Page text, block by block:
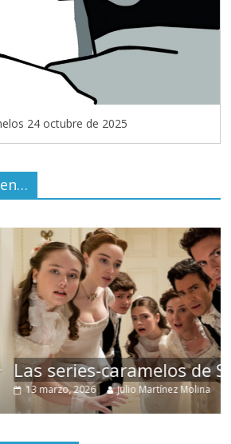
24 octubre de 2025
de Shondaland
Julio Martínez Molina 0